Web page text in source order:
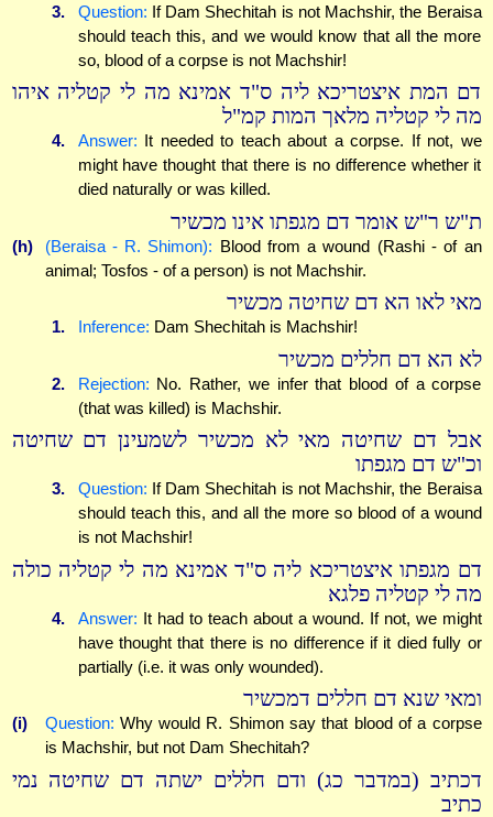
3. Question: If Dam Shechitah is not Machshir, the Beraisa
should teach this, and we would know that all the more
so, blood of a corpse is not Machshir!
דם המת איצטריכא ליה ס"ד אמינא מה לי קטליה איהו
מה לי קטליה מלאך המות קמ"ל
4. Answer: It needed to teach about a corpse. If not, we
might have thought that there is no difference whether it
died naturally or was killed.
ת"ש ר"ש אומר דם מגפתו אינו מכשיר
(h) (Beraisa - R. Shimon): Blood from a wound (Rashi - of an
animal; Tosfos - of a person) is not Machshir.
מאי לאו הא דם שחיטה מכשיר
1. Inference: Dam Shechitah is Machshir!
לא הא דם חללים מכשיר
2. Rejection: No. Rather, we infer that blood of a corpse
(that was killed) is Machshir.
אבל דם שחיטה מאי לא מכשיר לשמעינן דם שחיטה
וכ"ש דם מגפתו
3. Question: If Dam Shechitah is not Machshir, the Beraisa
should teach this, and all the more so blood of a wound
is not Machshir!
דם מגפתו איצטריכא ליה ס"ד אמינא מה לי קטליה כולה
מה לי קטליה פלגא
4. Answer: It had to teach about a wound. If not, we might
have thought that there is no difference if it died fully or
partially (i.e. it was only wounded).
ומאי שנא דם חללים דמכשיר
(i) Question: Why would R. Shimon say that blood of a corpse
is Machshir, but not Dam Shechitah?
דכתיב (במדבר כג) ודם חללים ישתה דם שחיטה נמי
כתיב